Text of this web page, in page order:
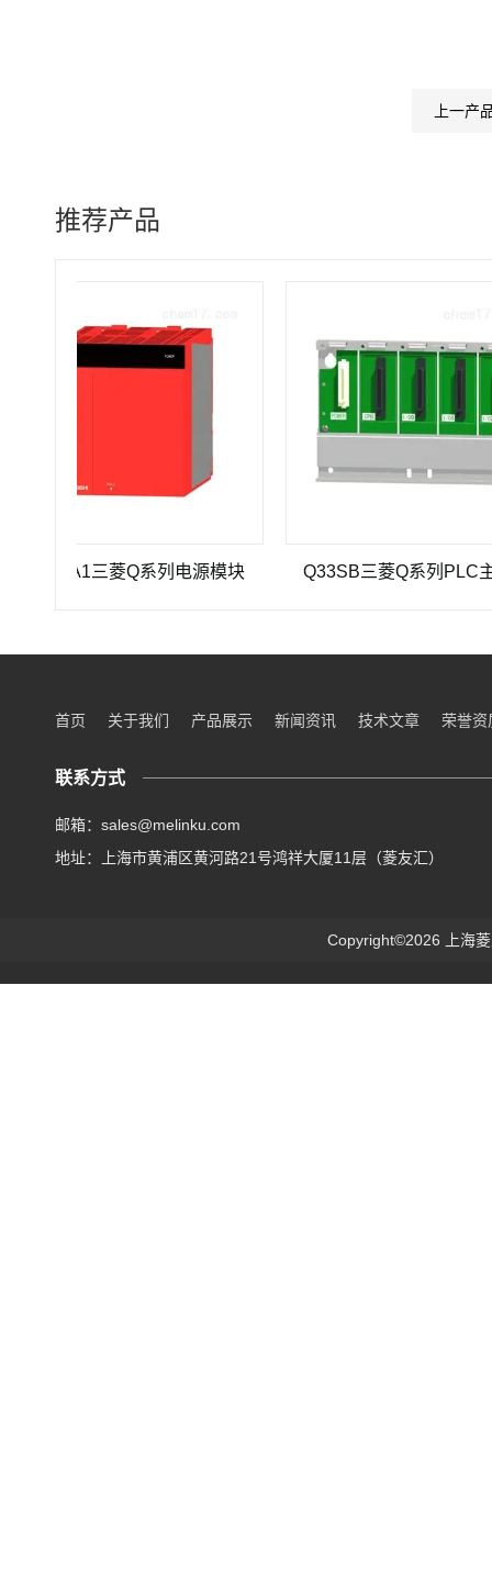
上一产
推荐产品
A1三菱Q系列电源模块 Q33SB三菱Q系列PLC主基板
首页 关于我们 产品展示 新闻资讯 技术文章 荣誉资
联系方式
邮箱：sales@melinku.com
地址：上海市黄浦区黄河路21号鸿祥大厦11层（菱友汇）
Copyright©2026 上海